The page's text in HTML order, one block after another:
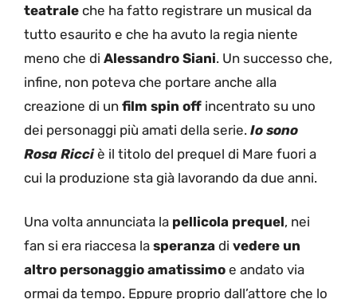
teatrale che ha fatto registrare un musical da
tutto esaurito e che ha avuto la regia niente
meno che di Alessandro Siani. Un successo che,
infine, non poteva che portare anche alla
creazione di un film spin off incentrato su uno
dei personaggi più amati della serie. Io sono
Rosa Ricci è il titolo del prequel di Mare fuori a
cui la produzione sta già lavorando da due anni.
Una volta annunciata la pellicola prequel, nei
fan si era riaccesa la speranza di vedere un
altro personaggio amatissimo e andato via
ormai da tempo. Eppure proprio dall’attore che lo